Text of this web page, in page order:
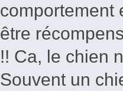
comportement
être
!! Ca, le chien
Souvent un